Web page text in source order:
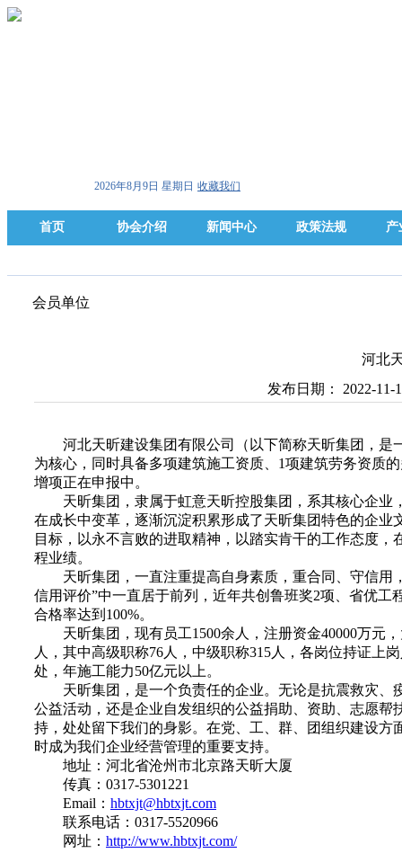
2026年8月9日 星期日 收藏我们
首页 协会介绍 新闻中心 政策法规 产
会员单位
河北
发布日期： 2022-
河北天昕建设集团有限公司（以下简称天昕集团，是
为核心，同时具备多项建筑施工资质、1项建筑劳务资质
增项正在申报中。
天昕集团，隶属于虹意天昕控股集团，系其核心企业
在成长中变革，逐渐沉淀积累形成了天昕集团特色的企
目标，以永不言败的进取精神，以踏实肯干的工作态度
程业绩。
天昕集团，一直注重提高自身素质，重合同、守信用
信用评价”中一直居于前列，近年共创鲁班奖2项、省优
合格率达到100%。
天昕集团，现有员工1500余人，注册资金40000万元，
人，其中高级职称76人，中级职称315人，各岗位持证上
处，年施工能力50亿元以上。
天昕集团，是一个负责任的企业。无论是抗震救灾、
公益活动，还是企业自发组织的公益捐助、资助、志愿
持，处处留下我们的身影。在党、工、群、团组织建设
时成为我们企业经营管理的重要支持。
地址：河北省沧州市北京路天昕大厦
传真：0317-5301221
Email： hbtxjt@hbtxjt.com
联系电话：0317-5520966
网址： http://www.hbtxjt.com/